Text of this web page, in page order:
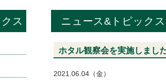
ス ニュース&トピックス
ホタル観察会を実施しまし
2021.06.04（金）